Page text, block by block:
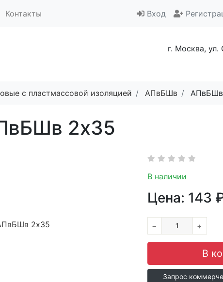
Контакты Вход
г. Москва, ул.
с пластмассовой изоляцией АПвБШв
2x35
В наличии
Цена: 143
− +
Запрос